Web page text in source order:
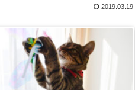
2019.03.19